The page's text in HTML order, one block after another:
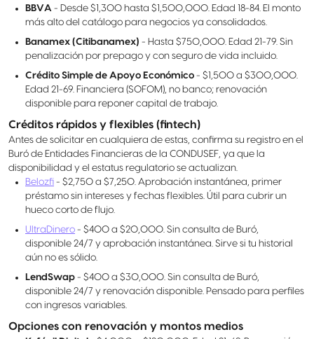
BBVA - Desde $1,300 hasta $1,500,000. Edad 18-84. El monto
más alto del catálogo para negocios ya consolidados.
Banamex (Citibanamex) - Hasta $750,000. Edad 21-79. Sin
penalización por prepago y con seguro de vida incluido.
Crédito Simple de Apoyo Económico - $1,500 a $300,000.
Edad 21-69. Financiera (SOFOM), no banco; renovación
disponible para reponer capital de trabajo.
Créditos rápidos y flexibles (fintech)
Antes de solicitar en cualquiera de estas, confirma su registro en el
Buró de Entidades Financieras de la CONDUSEF, ya que la
disponibilidad y el estatus regulatorio se actualizan.
Belozfi - $2,750 a $7,250. Aprobación instantánea, primer
préstamo sin intereses y fechas flexibles. Útil para cubrir un
hueco corto de flujo.
UltraDinero - $400 a $20,000. Sin consulta de Buró,
disponible 24/7 y aprobación instantánea. Sirve si tu historial
aún no es sólido.
LendSwap - $400 a $30,000. Sin consulta de Buró,
disponible 24/7 y renovación disponible. Pensado para perfiles
con ingresos variables.
Opciones con renovación y montos medios